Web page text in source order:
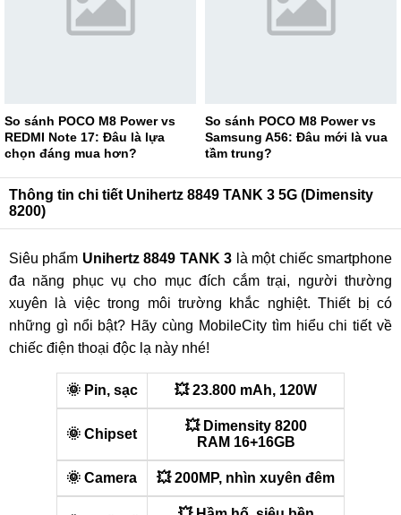
So sánh POCO M8 Power vs
REDMI Note 17: Đâu là lựa
chọn đáng mua hơn?
So sánh POCO M8 Power vs
Samsung A56: Đâu mới là vua
tầm trung?
Thông tin chi tiết Unihertz 8849 TANK 3 5G (Dimensity
8200)
Siêu phẩm Unihertz 8849 TANK 3 là một chiếc smartphone
đa năng phục vụ cho mục đích cắm trại, người thường
xuyên là việc trong môi trường khắc nghiệt. Thiết bị có
những gì nổi bật? Hãy cùng MobileCity tìm hiểu chi tiết về
chiếc điện thoại độc lạ này nhé!
🌞 Pin, sạc 💥 23.800 mAh, 120W
🌞 Chipset
💥 Dimensity 8200
RAM 16+16GB
🌞 Camera 💥 200MP, nhìn xuyên đêm